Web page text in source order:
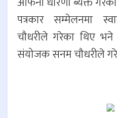
पत्रकार सम्मेलनमा
चौधरीले गरेका थिए
संयोजक सनम चौधरीले